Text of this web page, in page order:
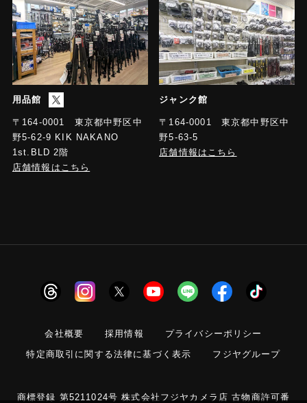
用品館
〒164-0001 東京都中野区中
野5-62-9 KIK NAKANO
1st.BLD 2階
店舗情報はこちら
ジャンク館
〒164-0001 東京都中野区中
野5-63-5
店舗情報はこちら
会社概要 採用情報
プライバシーポリシー
特定商取引に関する法律に基づく表示
フジヤグループ
商標登録 第5211024号 株式会社フジヤカメラ店 古物商許可番